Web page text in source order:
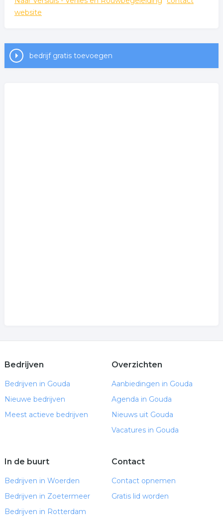
website
bedrijf gratis toevoegen
Bedrijven
Bedrijven in Gouda
Nieuwe bedrijven
Meest actieve bedrijven
Overzichten
Aanbiedingen in Gouda
Agenda in Gouda
Nieuws uit Gouda
Vacatures in Gouda
In de buurt
Bedrijven in Woerden
Bedrijven in Zoetermeer
Bedrijven in Rotterdam
Contact
Contact opnemen
Gratis lid worden